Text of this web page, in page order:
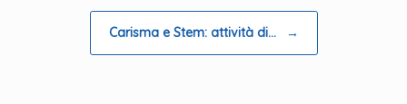
Carisma e Stem: attività di… →